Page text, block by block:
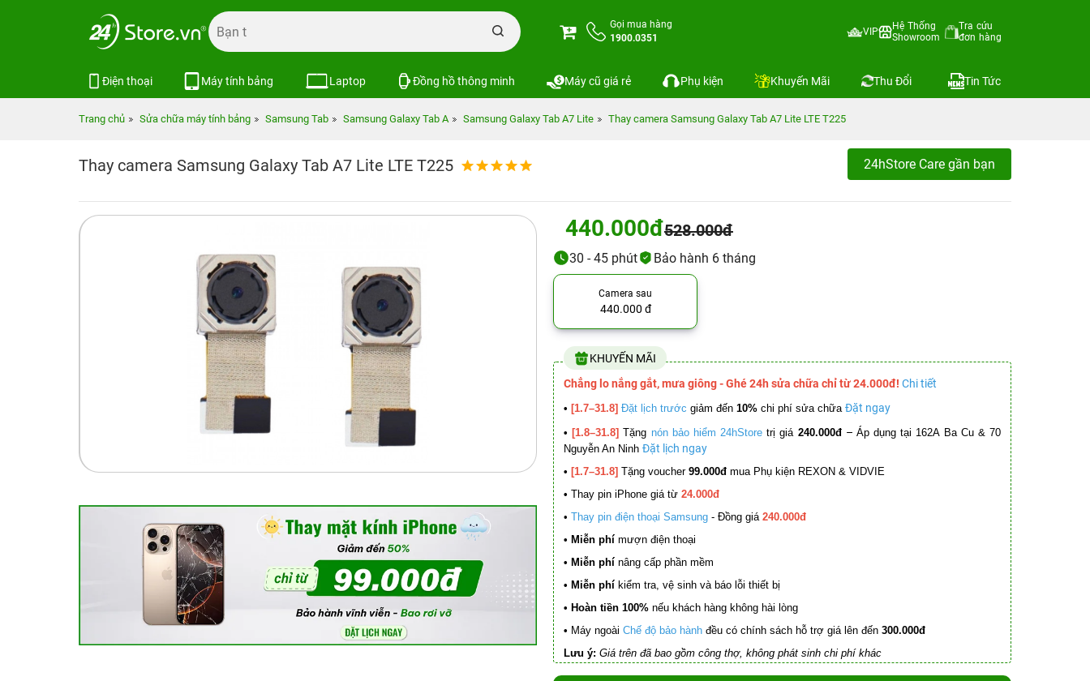
Gọi mua hàng
1900.0351
VIP
Hệ Thống
Showroom
Tra cứu
đơn hàng
Điện thoại Máy tính bảng Laptop Đồng hồ thông minh Máy cũ giá rẻ Phụ kiện Khuyến Mãi Thu Đổi Tin Tức
Trang chủ Sửa chữa máy tính bảng Samsung Tab Samsung Galaxy Tab A Samsung Galaxy Tab A7 Lite Thay camera Samsung Galaxy Tab A7 Lite LTE T225
Thay camera Samsung Galaxy Tab A7 Lite LTE T225 24hStore Care gần bạn
440.000đ528.000đ
30 - 45 phút Bảo hành 6 tháng
Camera sau
440.000 đ
KHUYẾN MÃI
Chẳng lo nắng gắt, mưa giông - Ghé 24h sửa chữa chỉ từ 24.000đ! Chi tiết
• [1.7–31.8] Đặt lịch trước giảm đến 10% chi phí sửa chữa Đặt ngay
• [1.8–31.8] Tặng nón bảo hiểm 24hStore trị giá 240.000đ – Áp dụng tại 162A Ba Cu & 70
Nguyễn An Ninh Đặt lịch ngay
• [1.7–31.8] Tặng voucher 99.000đ mua Phụ kiện REXON & VIDVIE
• Thay pin iPhone giá từ 24.000đ
• Thay pin điện thoại Samsung - Đồng giá 240.000đ
• Miễn phí mượn điện thoại
• Miễn phí nâng cấp phần mềm
• Miễn phí kiểm tra, vệ sinh và báo lỗi thiết bị
• Hoàn tiền 100% nếu khách hàng không hài lòng
• Máy ngoài Chế độ bảo hành đều có chính sách hỗ trợ giá lên đến 300.000đ
Lưu ý: Giá trên đã bao gồm công thợ, không phát sinh chi phí khác